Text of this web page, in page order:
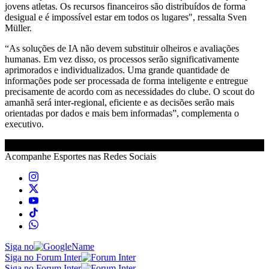
jovens atletas. Os recursos financeiros são distribuídos de forma
desigual e é impossível estar em todos os lugares", ressalta Sven
Müller.
“As soluções de IA não devem substituir olheiros e avaliações
humanas. Em vez disso, os processos serão significativamente
aprimorados e individualizados. Uma grande quantidade de
informações pode ser processada de forma inteligente e entregue
precisamente de acordo com as necessidades do clube. O scout do
amanhã será inter-regional, eficiente e as decisões serão mais
orientadas por dados e mais bem informadas”, complementa o
executivo.
Acompanhe Esportes nas Redes Sociais
Siga no
Siga no Forum Inter